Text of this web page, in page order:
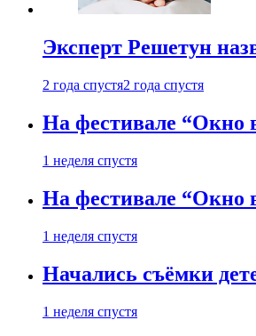
Эксперт Решетун
2 года спустя2 года спустя
На фестивале “Окно
1 неделя спустя
На фестивале “Окно
1 неделя спустя
Начались съёмки
1 неделя спустя